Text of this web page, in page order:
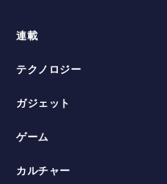
連載
テクノロジー
ガジェット
ゲーム
カルチャー